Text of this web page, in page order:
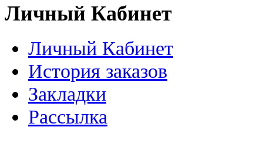
Личный Кабинет
Личный Кабинет
История заказов
Закладки
Рассылка